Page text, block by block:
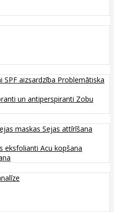
SPF aizsardzība Problemātiska
un antiperspiranti Zobu
maskas Sejas attīrīšana
eksfolianti Acu kopšana